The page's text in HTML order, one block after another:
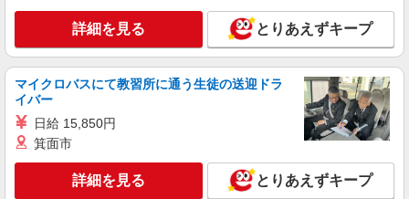
キープ 詳細を見る
アルバイト
ZARA
詳細を見る とりあえずキープ
マイクロバスにて教習所に通う生徒の送迎ドラ
イバー
日給 15,850円
箕面市
詳細を見る とりあえずキープ